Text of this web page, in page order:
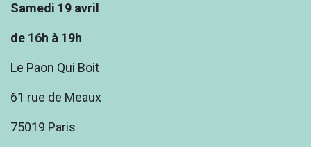
Samedi 19 avril
de 16h à 19h
Le Paon Qui Boit
61 rue de Meaux
75019 Paris